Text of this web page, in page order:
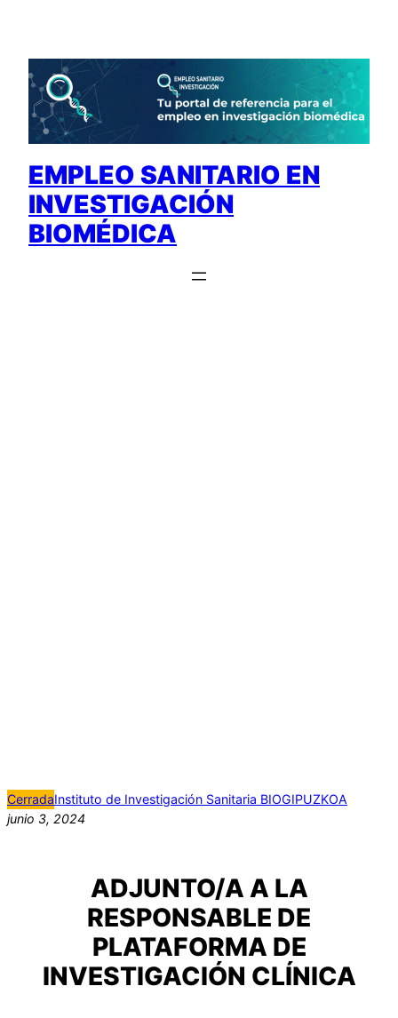
contenido
EMPLEO SANITARIO EN
INVESTIGACIÓN
BIOMÉDICA
CerradaInstituto de Investigación Sanitaria BIOGIPUZKOA
junio 3, 2024
ADJUNTO/A A LA
RESPONSABLE DE
PLATAFORMA DE
INVESTIGACIÓN CLÍNICA